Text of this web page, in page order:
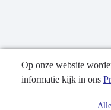
Publicatiedatum: 08-10-
Op onze website
informatie kijk in ons